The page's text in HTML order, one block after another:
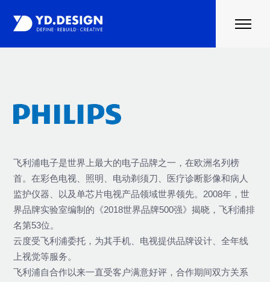
关于云度
联系我们
飞利浦电子是世界上最大的电子品牌之一，在欧洲名列榜
首。在彩色电视、照明、电动剃须刀、医疗诊断影像和病人
监护仪器、以及单芯片电视产品领域世界领先。2008年，世
界品牌实验室编制的《2018世界品牌500强》揭晓，飞利浦排
名第53位。
云度受飞利浦委托，为其手机、电视提供品牌设计、全年线
上视觉等服务。
飞利浦自合作以来一直受客户满意好评，合作期间双方关系